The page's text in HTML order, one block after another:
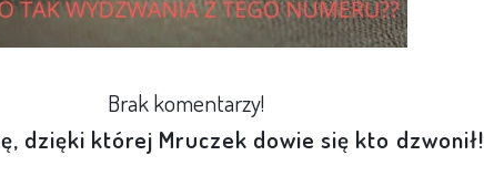
Brak komentarzy!
dzięki której Mruczek dowie się kto dzwonił!